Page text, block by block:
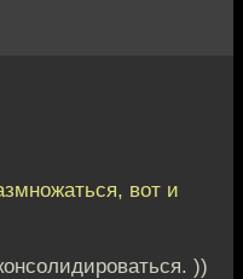
вот и
))